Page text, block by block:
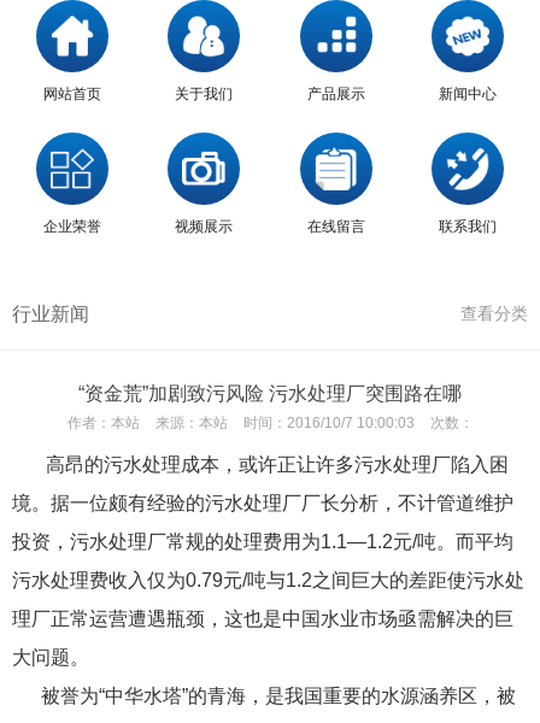
网站首页 关于我们 产品展示 新闻中心
企业荣誉 视频展示 在线留言 联系我们
行业新闻 查看分类
“资金荒”加剧致污风险 污水处理厂突围路在哪
作者： 本站 来源： 本站 时间： 2016/10/7 10:00:03 次数：
高昂的污水处理成本，或许正让许多污水处理厂陷入困
境。据一位颇有经验的污水处理厂厂长分析，不计管道维护
投资，污水处理厂常规的处理费用为1.1—1.2元/吨。而平均
污水处理费收入仅为0.79元/吨与1.2之间巨大的差距使污水处
理厂正常运营遭遇瓶颈，这也是中国水业市场亟需解决的巨
大问题。
被誉为“中华水塔”的青海，是我国重要的水源涵养区，被